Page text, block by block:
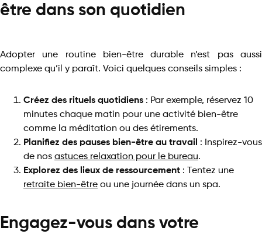
être dans son quotidien
Adopter une routine bien-être durable n’est pas aussi
complexe qu’il y paraît. Voici quelques conseils simples :
Créez des rituels quotidiens : Par exemple, réservez 10
minutes chaque matin pour une activité bien-être
comme la méditation ou des étirements.
Planifiez des pauses bien-être au travail
: Inspirez-vous
de nos astuces relaxation pour le bureau.
Explorez des lieux de ressourcement : Tentez une
retraite bien-être ou une journée dans un spa.
Engagez-vous dans votre